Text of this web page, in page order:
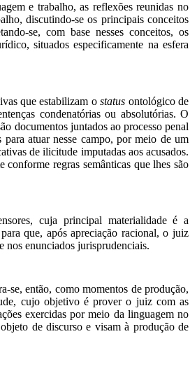
e trabalho, as reflexões reunidas no
discutindo-se os principais conceitos
se, com base nesses conceitos, os
situados especificamente na esfera
que estabilizam ostatus ontológico de
condenatórias ou absolutórias. O
documentos juntados ao processo penal
atuar nesse campo, por meio de um
de ilicitude imputadas aos acusados.
regras semânticas que lhes são
cuja principal materialidade é a
para que, após apreciação racional, o juiz
nos enunciados jurisprudenciais.
se, então, como momentos de produção,
cujo objetivo é prover o juiz com as
exercidas por meio da linguagemno
de discurso e visam à produção de